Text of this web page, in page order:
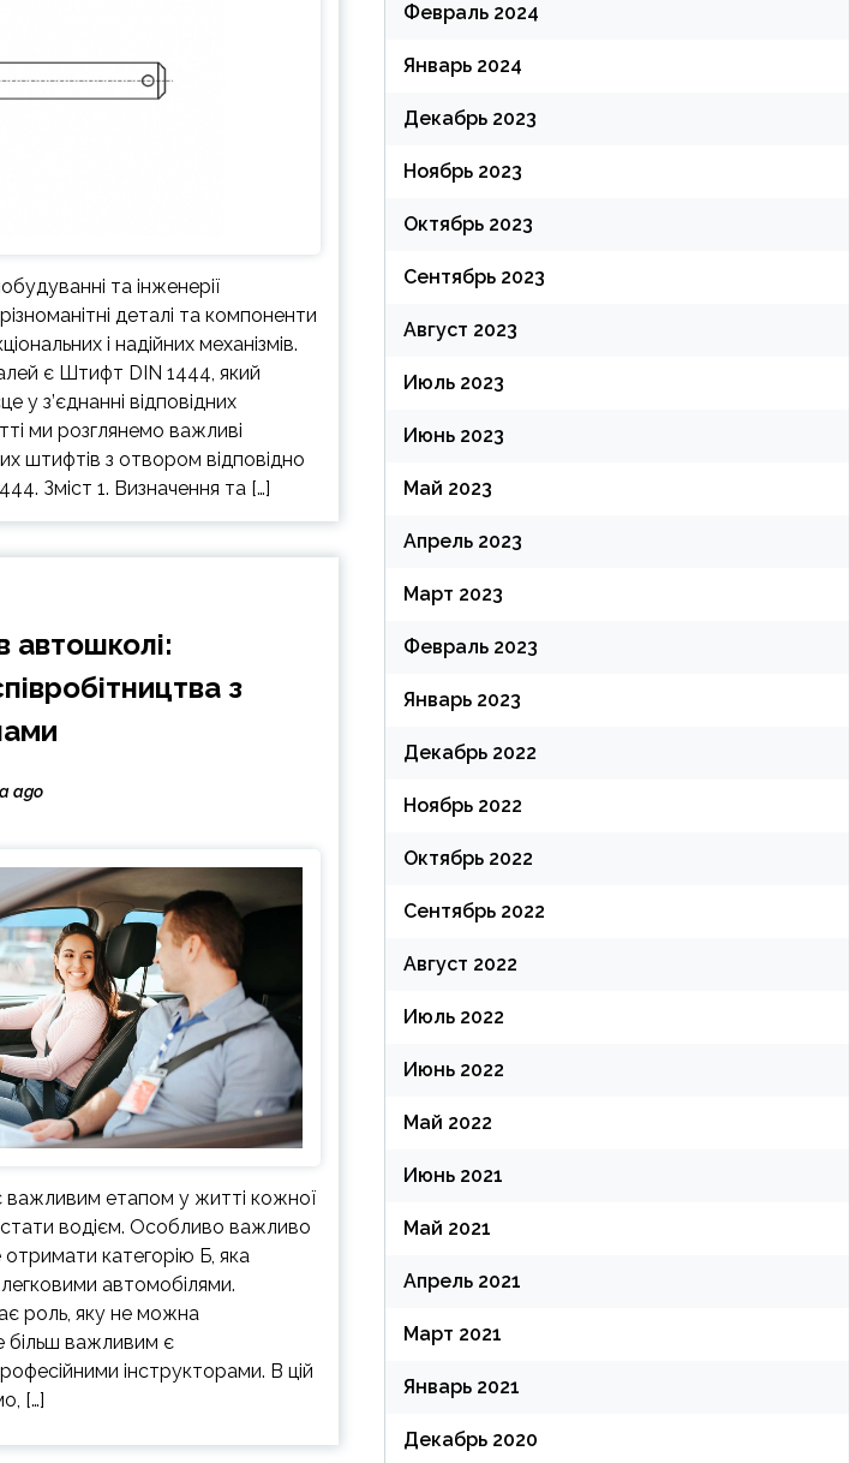
та інженерії
деталі та компоненти
і надійних механізмів.
є Штифт DIN 1444, який
у з’єднанні відповідних
ми розглянемо важливі
штифтів з отвором відповідно
Зміст 1. Визначення та […]
автошколі:
з
ago
важливим етапом у житті кожної
водієм. Особливо важливо
категорію Б, яка
автомобілями.
роль, яку не можна
більш важливим є
інструкторами. В цій
[…]
Февраль 2024
Январь 2024
Декабрь 2023
Ноябрь 2023
Октябрь 2023
Сентябрь 2023
Август 2023
Июль 2023
Июнь 2023
Май 2023
Апрель 2023
Март 2023
Февраль 2023
Январь 2023
Декабрь 2022
Ноябрь 2022
Октябрь 2022
Сентябрь 2022
Август 2022
Июль 2022
Июнь 2022
Май 2022
Июнь 2021
Май 2021
Апрель 2021
Март 2021
Январь 2021
Декабрь 2020